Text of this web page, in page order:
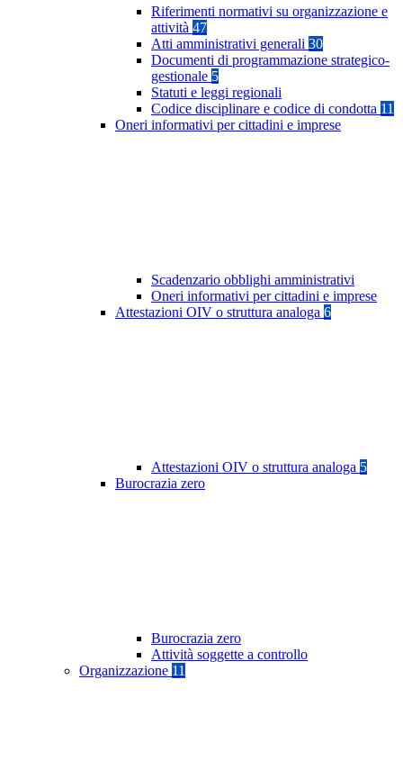
Riferimenti normativi su organizzazione e
attività 47
Atti amministrativi generali 30
Documenti di programmazione strategico-
gestionale 5
Statuti e leggi regionali
Codice disciplinare e codice di condotta 11
Oneri informativi per cittadini e imprese
Scadenzario obblighi amministrativi
Oneri informativi per cittadini e imprese
Attestazioni OIV o struttura analoga 6
Attestazioni OIV o struttura analoga 5
Burocrazia zero
Burocrazia zero
Attività soggette a controllo
Organizzazione 11